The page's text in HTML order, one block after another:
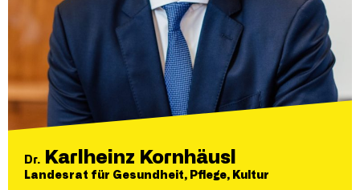
Dr. Karlheinz Kornhäusl
Landesrat für Gesundheit, Pflege, Kultur